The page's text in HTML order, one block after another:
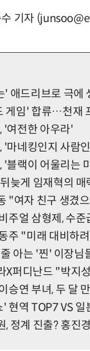
수 기자
' 애드리브로 극에
게임' 합류…천재
'여전한 아우라'
'마네킹인지 사람
'블랙이 어울리는
늦게 임재혁의
"여자 친구 생겼
주얼 삼형제, 수준
주 "미래 대비하
아는 '찐' 이장님
X퍼디난드 "박지
승연 부녀, 두 달
현역 TOP7 VS 일
, 정계 진출? 홍진